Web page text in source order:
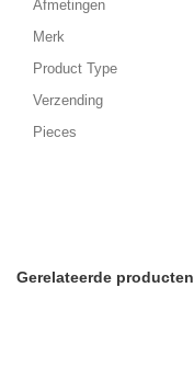
Afmetingen
Merk
Product Type
Verzending
Pieces
Gerelateerde producten